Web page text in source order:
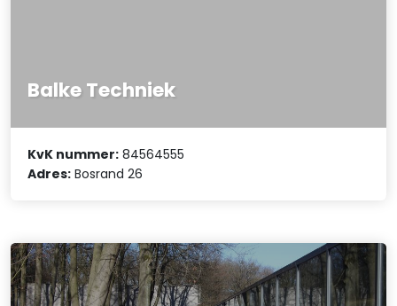
Balke Techniek
KvK nummer: 84564555
Adres: Bosrand 26